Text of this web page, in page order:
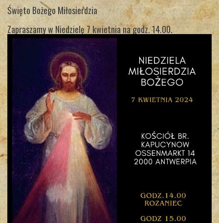
Święto Bożego Miłosierdzia
Zapraszamy w Niedzielę 7 kwietnia na godz. 14.00.